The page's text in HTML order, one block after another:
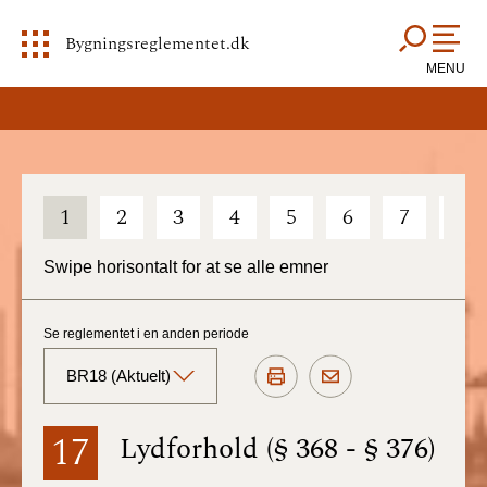
Bygningsreglementet.dk
MENU
1 2 3 4 5 6 7
Swipe horisontalt for at se alle emner
17 Lydforhold (§ 368 - § 376)
Se reglementet i en anden periode
BR18 (Aktuelt)
BR18 (Aktuelt)